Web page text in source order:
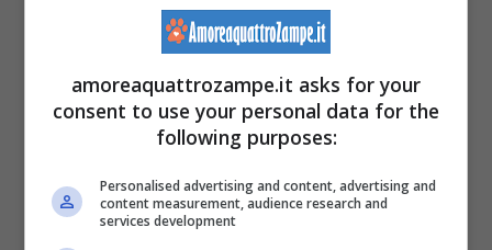
amoreaquattrozampe.it asks for your
consent to use your personal data for the
following purposes:
Personalised advertising and content, advertising and
content measurement, audience research and
services development